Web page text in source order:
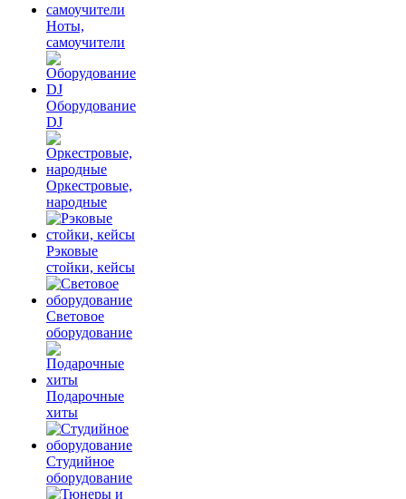
Ноты,
самоучители
Оборудование
DJ
Оркестровые,
народные
Рэковые
стойки, кейсы
Световое
оборудование
Подарочные
хиты
Студийное
оборудование